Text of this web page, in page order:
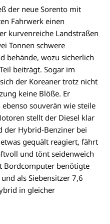
der neue Sorento mit
Fahrwerk einen
kurvenreiche Landstraßen
Tonnen schwere
behände, wozu sicherlich
beiträgt. Sogar im
der Koreaner trotz nicht
keine Blöße. Er
souverän wie steile
stellt der Diesel klar
der Hybrid-Benziner bei
gequält reagiert, fährt
und tönt seidenweich
Bordcomputer benötigte
als Siebensitzer 7,6
in gleicher